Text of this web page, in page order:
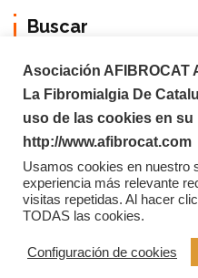
Buscar
Copyright ©
Asociación AFIBROCAT
La Fibromialgia De
uso de las cookies en su
http://www.afibrocat.com
Usamos cookies en nuestro
experiencia más relevante
visitas repetidas. Al hacer
TODAS las cookies.
Configuración de cookies